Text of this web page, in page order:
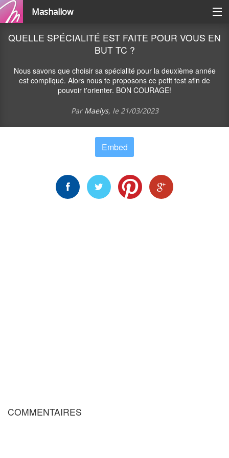
Mashallow
Catégories
QUELLE SPÉCIALITÉ EST FAITE POUR VOUS EN
BUT TC ?
Nous savons que choisir sa spécialité pour la deuxième année
est compliqué. Alors nous te proposons ce petit test afin de
pouvoir t'orienter. BON COURAGE!
Par Maelys, le21/03/2023
Embed
COMMENTAIRES